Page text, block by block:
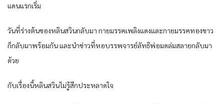
แดน​แรกเริ่ม​
วันที่​ร่าง​ต้น​ของ​หลิน​สวิน​กลับมา​ กาย​มรรค​เพลิง​แดง​และ​กาย​มรรค​ทองขาว​
ก็​กลับมา​พร้อมกัน​ และ​นำ​ข่าว​ที่​หอ​บรรพ​จารย์​ลัทธิ​พ่อ​มด​ล่มสลาย​กลับมา​
ด้วย​
กับ​เรื่อง​นี้​หลิน​สวิน​ไม่รู้สึก​ประหลาดใจ​